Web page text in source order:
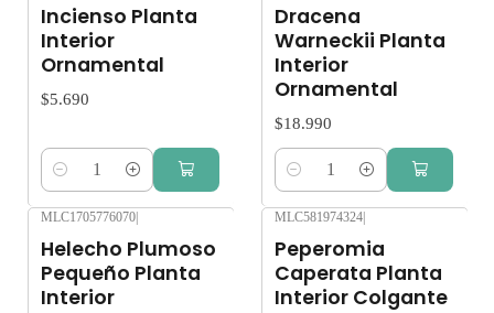
Incienso Planta
Interior
Ornamental
$5.690
Cantidad
Dracena
Warneckii Planta
Interior
Ornamental
$18.990
Cantidad
MLC1705776070|
Helecho Plumoso
Pequeño Planta
Interior
MLC581974324|
Peperomia
Caperata Planta
Interior Colgante